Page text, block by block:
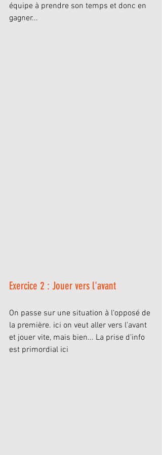
équipe à prendre son temps et donc en
gagner...
Exercice 2 : Jouer vers l'avant
On passe sur une situation à l'opposé de
la première. ici on veut aller vers l'avant
et jouer vite, mais bien... La prise d'info
est primordial ici